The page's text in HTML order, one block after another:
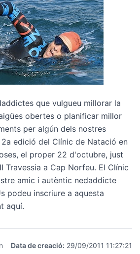
que vulgueu millorar la
obertes o planificar millor
per algún dels nostres
edició del Clínic de Natació en
el proper 22 d'octubre, just
Travessia a Cap Norfeu. El Clínic
amic i autèntic nedaddicte
podeu inscriure a aquesta
aquí.
Data de creació: 29/09/2011 11:27:21